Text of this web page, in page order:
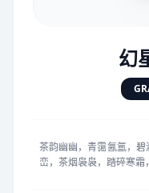
幻
茶韵幽幽，青霭氤氲，
峦，茶烟袅袅，踏碎寒霜
★★
手感